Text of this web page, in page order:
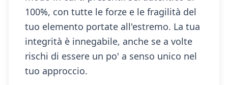
100%, con tutte le forze e le fragilità del
tuo elemento portate all'estremo. La tua
integrità è innegabile, anche se a volte
rischi di essere un po' a senso unico nel
tuo approccio.